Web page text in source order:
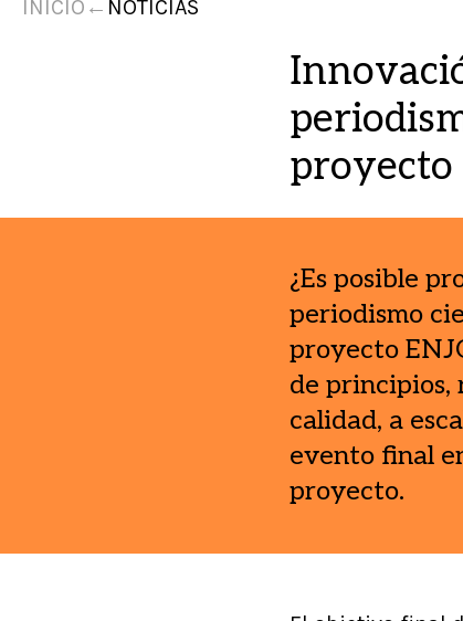
INICIO ← NOTICIAS
proyecto
¿Es posible
periodismo
proyecto
de principios,
calidad, a
evento final
proyecto.